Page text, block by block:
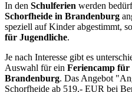
In den Schulferien werden
Schorfheide in Brandenburg
speziell auf Kinder abgestimmt,
für Jugendliche.
Je nach Interesse gibt es
Auswahl für ein Feriencamp
Brandenburg. Das Angebot
Schorfheide ab 519,- EUR bei